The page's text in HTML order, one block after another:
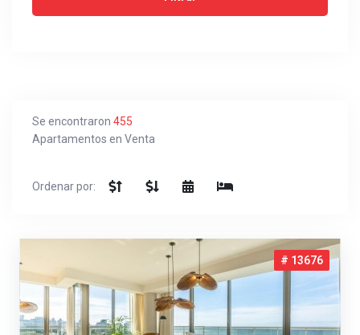
Se encontraron 455
Apartamentos en Venta
Ordenar por:
# 13676